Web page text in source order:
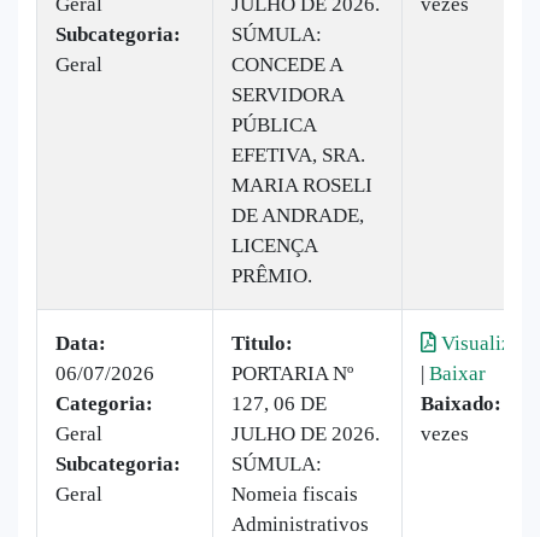
Subcategoria:
Geral
SÚMULA:
CONCEDE A
SERVIDORA
PÚBLICA
EFETIVA, SRA.
MARIA ROSELI
DE ANDRADE,
LICENÇA
PRÊMIO.
Data:
06/07/2026
Categoria:
Geral
Subcategoria:
Geral
Titulo:
PORTARIA Nº
127, 06 DE
JULHO DE 2026.
SÚMULA:
Nomeia fiscais
Administrativos
Visualizar
| Baixar
Baixado:
vezes